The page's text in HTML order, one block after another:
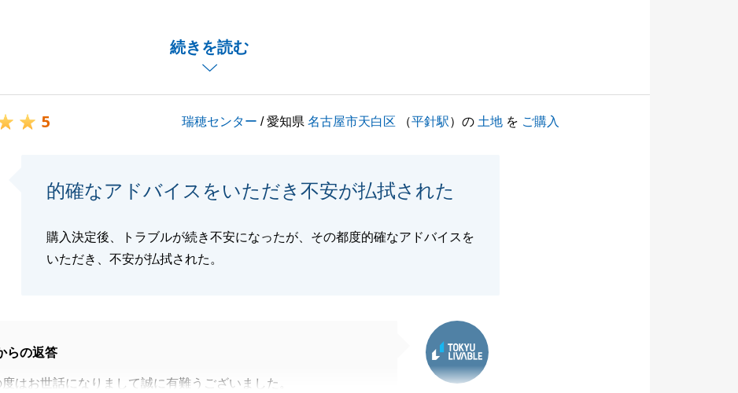
続きを読む
ローンも各金融機関にて比較検討頂き、少しのリフォームなども
したので、お引越しも相まってとても情報量が多く大変だったか
ることができました。
を申し上げます。もし何か不動産に関する事でお困り事等ござい
お気軽にご連絡を頂けますと幸いです。
うぞよろしくお願い申し上げます。
5 瑞穂センター / 愛知県名古屋市天白区 （平針駅）の 土地 を ご購入
的確なアドバイスをいただき不安が払拭された
購入決定後、トラブルが続き不安になったが、その都度的確なアドバイスを
いただき、不安が払拭された。
らの返答
はお世話になりまして誠に有難うございました。